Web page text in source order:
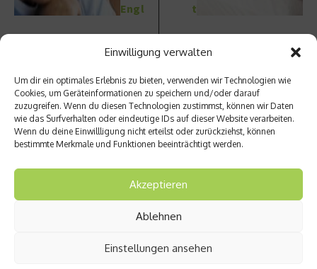
Einwilligung verwalten
Um dir ein optimales Erlebnis zu bieten, verwenden wir Technologien wie
Cookies, um Geräteinformationen zu speichern und/oder darauf
zuzugreifen. Wenn du diesen Technologien zustimmst, können wir Daten
wie das Surfverhalten oder eindeutige IDs auf dieser Website verarbeiten.
Wenn du deine Einwillligung nicht erteilst oder zurückziehst, können
bestimmte Merkmale und Funktionen beeinträchtigt werden.
Akzeptieren
Ablehnen
Einstellungen ansehen
Engl
t
Ähnliche Beiträge
Vorsorgeuntersuchungen
14. November 2016